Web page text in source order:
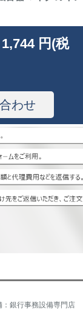
1,744 円(税
わせ
：銀行事務設備専門店